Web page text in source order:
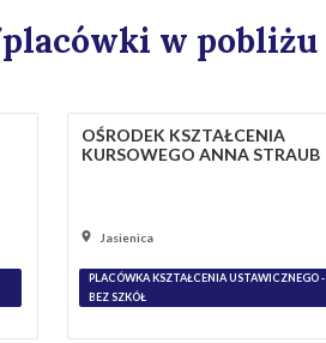
placówki w pobliżu
OŚRODEK KSZTAŁCENIA
KURSOWEGO ANNA STRAUB
Jasienica
PLACÓWKA KSZTAŁCENIA USTAWICZNEGO -
BEZ SZKÓŁ